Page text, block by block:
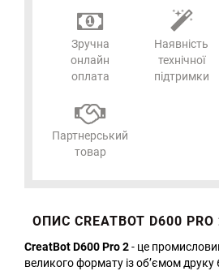
Зручна
онлайн
оплата
Наявність
технічної
підтримки
Партнерський
товар
ОПИС CREATBOT D600 PRO
CreatBot D600 Pro 2- це
великого формату із об’ємом